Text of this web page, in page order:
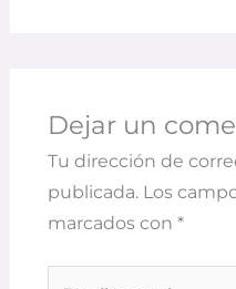
Dejar un
Tu dirección de
publicada. Los
marcados con *